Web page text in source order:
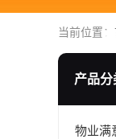
联
当前位置：
产品分
物业满